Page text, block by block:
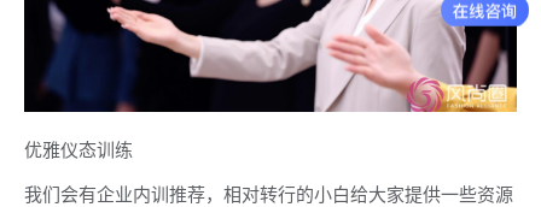
优雅仪态训练
我们会有企业内训推荐，相对转行的小白给大家提供一些资源